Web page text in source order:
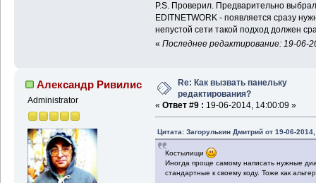
P.S. Проверил. Предварительно
EDITNETWORK - появляется сразу
непустой сети такой подход должен
« Последнее редактирование: 19-06-
Александр Ривилис
Administrator
Re: Как вызвать панельку
редактирования?
« Ответ #9 : 19-06-2014, 14:00:09 »
Цитата: Загорулькин Дмитрий от 19-06-
Костылищи
Иногда проще самому написать нужные
стандартные к своему коду. Тоже как